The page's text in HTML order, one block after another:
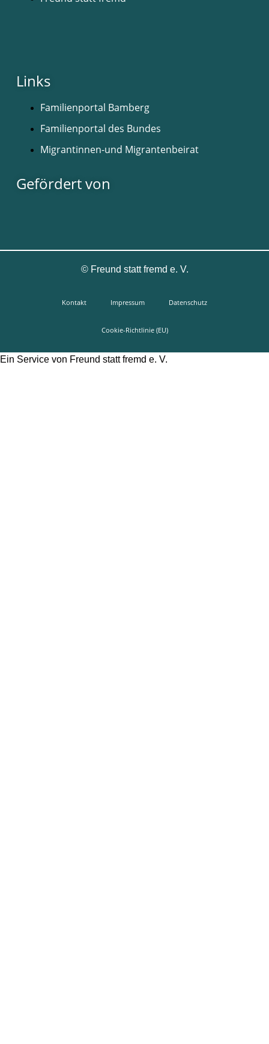
Links
Familienportal Bamberg
Familienportal des Bundes
Migrantinnen-und Migrantenbeirat
Gefördert von
©Freund statt fremd e. V.
Kontakt Impressum Datenschutz
Cookie-Richtlinie (EU)
Ein Service von Freund statt fremd e. V.